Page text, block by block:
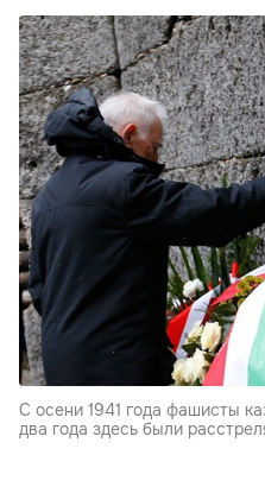
С осени 1941 года фашисты
два года здесь были